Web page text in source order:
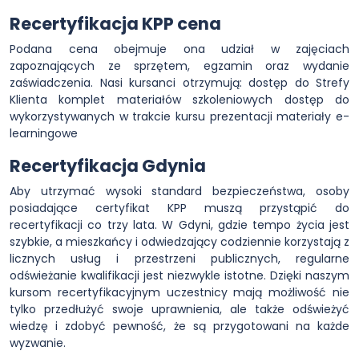
Recertyfikacja KPP cena
Podana cena obejmuje ona udział w zajęciach
zapoznających ze sprzętem, egzamin oraz wydanie
zaświadczenia. Nasi kursanci otrzymują: dostęp do Strefy
Klienta komplet materiałów szkoleniowych dostęp do
wykorzystywanych w trakcie kursu prezentacji materiały e-
learningowe
Recertyfikacja Gdynia
Aby utrzymać wysoki standard bezpieczeństwa, osoby
posiadające certyfikat KPP muszą przystąpić do
recertyfikacji co trzy lata. W Gdyni, gdzie tempo życia jest
szybkie, a mieszkańcy i odwiedzający codziennie korzystają z
licznych usług i przestrzeni publicznych, regularne
odświeżanie kwalifikacji jest niezwykle istotne. Dzięki naszym
kursom recertyfikacyjnym uczestnicy mają możliwość nie
tylko przedłużyć swoje uprawnienia, ale także odświeżyć
wiedzę i zdobyć pewność, że są przygotowani na każde
wyzwanie.